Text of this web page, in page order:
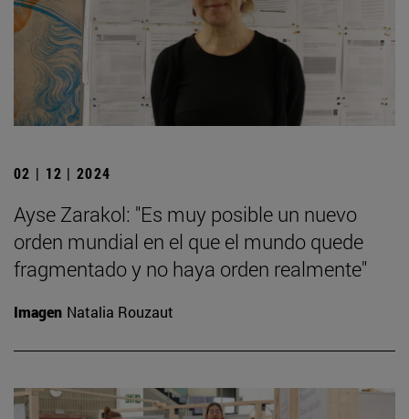
02 | 12 | 2024
Ayse Zarakol: "Es muy posible un nuevo
orden mundial en el que el mundo quede
fragmentado y no haya orden realmente"
Imagen Natalia Rouzaut